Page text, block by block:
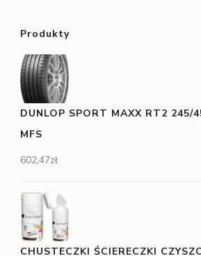
Produkty
DUNLOP SPORT MAXX RT2 245/
MFS
602,47zł
CHUSTECZKI ŚCIERECZKI